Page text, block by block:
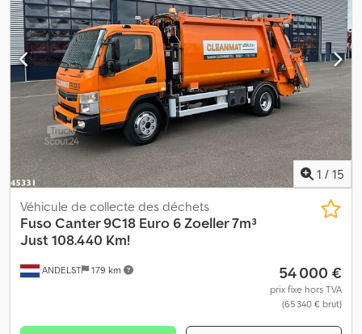
1 / 15
ANDELST 179 km
Véhicule de collecte des déchets
FusoCanter 9C18 Euro 6 Zoeller 7m³
Just 108.440 Km!
54 000 €
prix fixe hors TVA
(65 340 € brut)